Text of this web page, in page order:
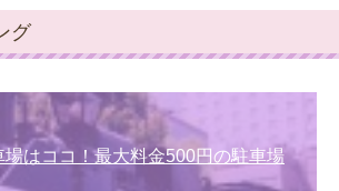
グ
場はココ！最大料金500円の駐車場